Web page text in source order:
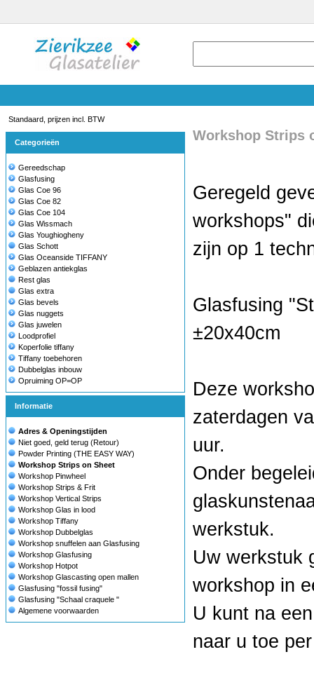
Standaard, prijzen incl. BTW
Categorieën
Gereedschap
Glasfusing
Glas Coe 96
Glas Coe 82
Glas Coe 104
Glas Wissmach
Glas Youghiogheny
Glas Schott
Glas Oceanside TIFFANY
Geblazen antiekglas
Rest glas
Glas extra
Glas bevels
Glas nuggets
Glas juwelen
Loodprofiel
Koperfolie tiffany
Tiffany toebehoren
Dubbelglas inbouw
Opruiming OP=OP
Informatie
Adres & Openingstijden
Niet goed, geld terug (Retour)
Powder Printing (THE EASY WAY)
Workshop Strips on Sheet
Workshop Pinwheel
Workshop Strips & Frit
Workshop Vertical Strips
Workshop Glas in lood
Workshop Tiffany
Workshop Dubbelglas
Workshop snuffelen aan Glasfusing
Workshop Glasfusing
Workshop Hotpot
Workshop Glascasting open mallen
Glasfusing "fossil fusing"
Glasfusing "Schaal craquele "
Algemene voorwaarden
Workshop Strips
Geregeld
workshops"
zijn op 1
Glasfusing
±20x40cm
Deze
zaterdagen
uur.
Onder
werkstuk.
Uw werkstuk
workshop in
U kunt na
naar u toe